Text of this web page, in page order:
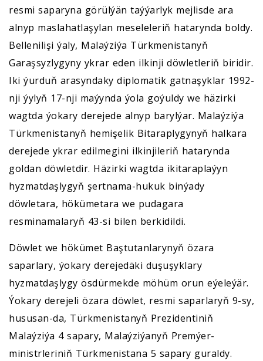
resmi saparyna görülýän taýýarlyk mejlisde ara
alnyp maslahatlaşylan meseleleriň hatarynda boldy.
Bellenilişi ýaly, Malaýziýa Türkmenistanyň
Garaşsyzlygyny ykrar eden ilkinji döwletleriň biridir.
Iki ýurduň arasyndaky diplomatik gatnaşyklar 1992-
nji ýylyň 17-nji maýynda ýola goýuldy we häzirki
wagtda ýokary derejede alnyp barylýar. Malaýziýa
Türkmenistanyň hemişelik Bitaraplygynyň halkara
derejede ykrar edilmegini ilkinjileriň hatarynda
goldan döwletdir. Häzirki wagtda ikitaraplaýyn
hyzmatdaşlygyň şertnama-hukuk binýady
döwletara, hökümetara we pudagara
resminamalaryň 43-si bilen berkidildi.
Döwlet we hökümet Baştutanlarynyň özara
saparlary, ýokary derejedäki duşuşyklary
hyzmatdaşlygy ösdürmekde möhüm orun eýeleýär.
Ýokary derejeli özara döwlet, resmi saparlaryň 9-sy,
hususan-da, Türkmenistanyň Prezidentiniň
Malaýziýa 4 sapary, Malaýziýanyň Premýer-
ministrleriniň Türkmenistana 5 sapary guraldy.